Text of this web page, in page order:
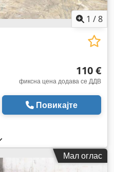
1 /8
110 €
фиксна цена додава се ДДВ
Повикајте
Мал оглас